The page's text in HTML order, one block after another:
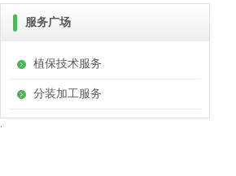
服务广场
植保技术服务
分装加工服务
.